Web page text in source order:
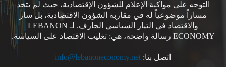
التوجه على مواكبة الإعلام للشؤون الإقتصادية، حيث لم يتخذ
مساراً موضوعياً له في مقاربة الشؤون الاقتصادية، بل سار
والاقتصاد في التيار السياسي الجارف. لـ LEBANON
ECONOMY رسالة واضحة، هي: تغليب الاقتصاد على السياسة.
اتصل بنا: info@lebanoneconomy.net